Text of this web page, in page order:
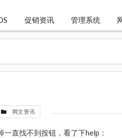
促销资讯 管理系统
网文资讯
直找不到按钮，看了下help：